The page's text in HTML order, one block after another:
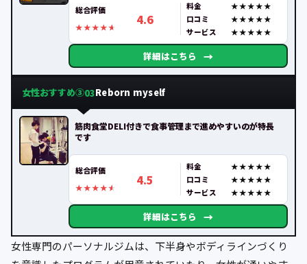
総合評価
4.6
料金
口コミ
サービス
詳細はこちら →
女性おすすめ③03Reborn myself
筋肉食堂DELI付きで食事管理まで進めやすいのが特長
です
総合評価
4.5
料金
口コミ
サービス
詳細はこちら →
女性専門のパーソナルジムは、下半身やボディラインづくり